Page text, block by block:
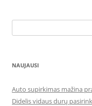
NAUJAUSI
Auto supirkimas mažina
Didelis vidaus durų